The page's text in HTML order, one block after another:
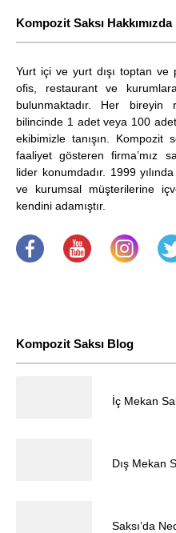
Kompozit Saksı Hakkımızda
Yurt içi ve yurt dışı toptan ve
ofis, restaurant ve
bulunmaktadır. Her bireyin
bilincinde 1 adet veya 100
ekibimizle tanışın. Kompozit
faaliyet gösteren firma’mız
lider konumdadır. 1999
ve kurumsal müşterilerine
kendini adamıştır.
Kompozit Saksı Blog
İç Mekan
Dış Mekan
Saksı’da